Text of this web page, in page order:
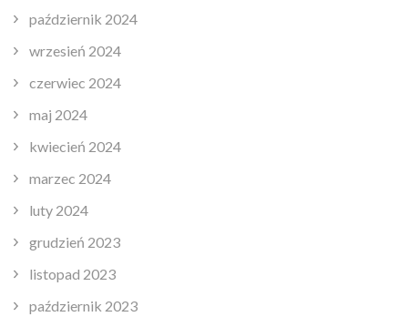
październik 2024
wrzesień 2024
czerwiec 2024
maj 2024
kwiecień 2024
marzec 2024
luty 2024
grudzień 2023
listopad 2023
październik 2023